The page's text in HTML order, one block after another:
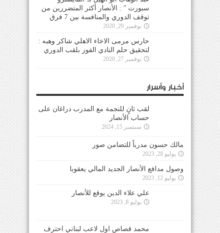
سبورت ” : الأنصار أكثر المتضررين من
توقف الدوري والمنافسة بين 7 فرق
نوفمبر 29, 2020
حارس مرمى الاخاء الاهلي شاكر وهبه :
لتحقيق حلم النادي الفوز بلقب الدوري
نوفمبر 27, 2020
أخبار وأسرار
لقب ثانٍ للنجمة مع المدرب دراغان على
حساب الأنصار
سبتمبر 15, 2024
مالك حسون مدرباً للتضامن صور
يوليو 28, 2023
وصول مدافع الأنصار الجديد المالي يعقوبا
يوليو 12, 2023
علي علاء الدين يوقع للأنصار
يوليو 8, 2023
محمد قصاص اول لاعب لبناني احترف